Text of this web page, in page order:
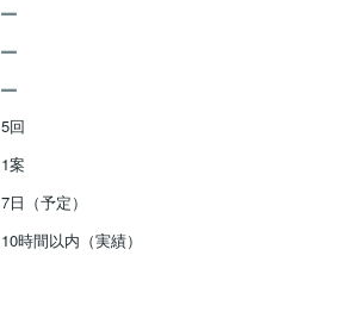
5回
1案
7日（予定）
10時間以内（実績）